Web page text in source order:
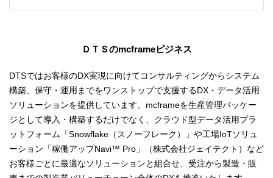
ＤＴＳのmcframeビジネス
DTSではお客様のDX実現に向けてコンサルティングからシステム
構築、保守・運用までをワンストップで支援するDX・データ活用
ソリューションを提供しています。mcframeを生産管理パッケー
ジとして導入・構築するだけでなく、クラウド型データ活用プラ
ットフォーム「Snowflake（スノーフレーク）」や工場IoTソリュ
ーション「稼働アップNavi™ Pro」（株式会社ジェイテクト）など
お客様ごとに最適なソリューションと組合せ、受注から製造・販